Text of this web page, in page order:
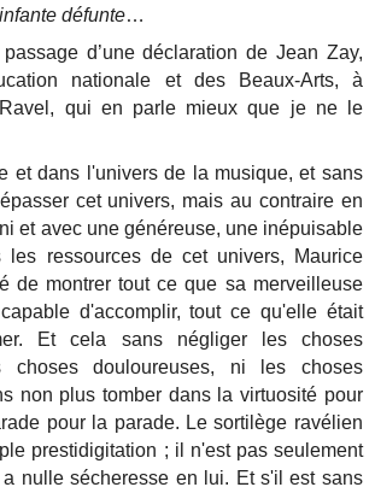
défunte…
d’une déclaration de Jean Zay,
nationale et des Beaux-Arts, à
Ravel, qui en parle mieux que je ne le
et dans l'univers de la musique, et sans
cet univers, mais au contraire en
et avec une généreuse, une inépuisable
les ressources de cet univers, Maurice
de montrer tout ce que sa merveilleuse
d'accomplir, tout ce qu'elle était
Et cela sans négliger les choses
choses douloureuses, ni les choses
non plus tomber dans la virtuosité pour
pour la parade. Le sortilège ravélien
prestidigitation ; il n'est pas seulement
nulle sécheresse en lui. Et s'il est sans